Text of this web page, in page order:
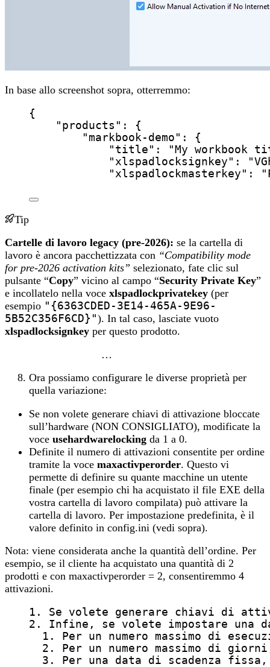
In base allo screenshot sopra, otterremmo:
{
"products" : {
"markbook-demo" : {
"title" : "My workbook
"xlspadlocksignkey" : "
"xlspadlockmasterkey" : "
Tip
Cartelle di lavoro legacy (pre-2026): se la cartella di
lavoro è ancora pacchettizzata con “Compatibility mode
for pre-2026 activation kits” selezionato, fate clic sul
pulsante “Copy” vicino al campo “Security Private Key”
e incollatelo nella voce xlspadlockprivatekey (per
esempio "{6363CDED-3E14-465A-9E96-
5B52C356F6CD}"). In tal caso, lasciate vuoto
xlspadlocksignkey per questo prodotto.
…
Ora possiamo configurare le diverse proprietà per
quella variazione:
Se non volete generare chiavi di attivazione bloccate
sull’hardware (NON CONSIGLIATO), modificate la
voce usehardwarelocking da 1 a 0.
Definite il numero di attivazioni consentite per ordine
tramite la voce maxactivperorder. Questo vi
permette di definire su quante macchine un utente
finale (per esempio chi ha acquistato il file EXE della
vostra cartella di lavoro compilata) può attivare la
cartella di lavoro. Per impostazione predefinita, è il
valore definito in config.ini (vedi sopra).
Nota: viene considerata anche la quantità dell’ordine. Per
esempio, se il cliente ha acquistato una quantità di 2
prodotti e con maxactivperorder = 2, consentiremmo 4
attivazioni.
1. Se volete generare chiavi di
2. Infine, se volete impostare una
1. Per un numero massimo di
2. Per un numero massimo di
3. Per una data di scadenza